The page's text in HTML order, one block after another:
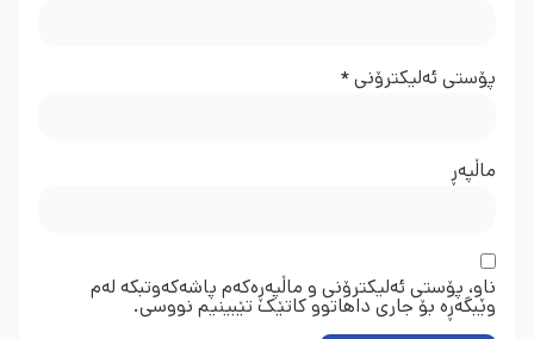
پۆستی ئەلیکترۆنی*
ماڵپه‌ڕ
ناو، پۆستی ئەلیکترۆنی و ماڵپەڕەکەم پاشەکەوتبکە لەم
وێبگەڕە بۆ جاری داهاتوو کاتێک تێبینیم نووسی.